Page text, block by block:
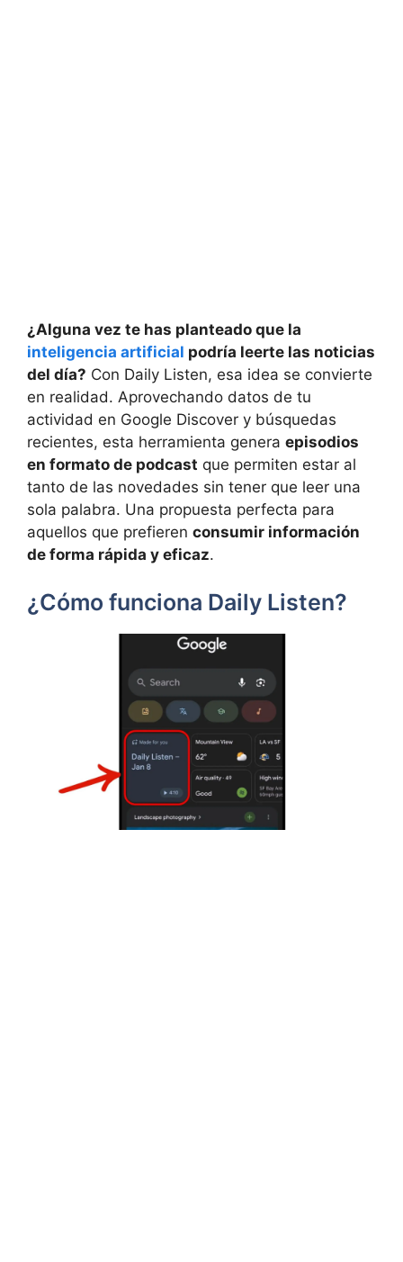
¿Alguna vez te has planteado que la
inteligencia artificial podría leerte las noticias
del día? Con Daily Listen, esa idea se convierte
en realidad. Aprovechando datos de tu
actividad en Google Discover y búsquedas
recientes, esta herramienta genera episodios
en formato de podcast que permiten estar al
tanto de las novedades sin tener que leer una
sola palabra. Una propuesta perfecta para
aquellos que prefieren consumir información
de forma rápida y eficaz.
¿Cómo funciona Daily Listen?